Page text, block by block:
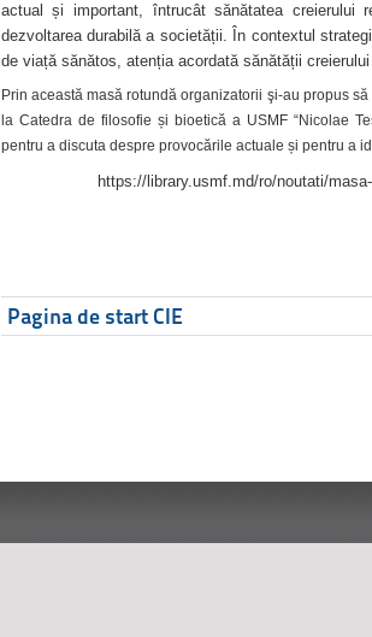
actual și important, întrucât sănătatea creierului
dezvoltarea durabilă a societății. În contextul
de viață sănătos, atenția acordată sănătății
Prin această masă rotundă organizatorii şi-au propus
la Catedra de filosofie și bioetică a USMF “Nicolae
pentru a discuta despre provocările actuale și pentru a
https://library.usmf.md/ro/noutati/
Pagina de start CIE